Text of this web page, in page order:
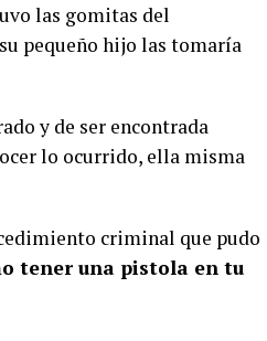
las gomitas del
pequeño hijo las tomaría
y de ser encontrada
lo ocurrido, ella misma
criminal que pudo
tener una pistola en tu